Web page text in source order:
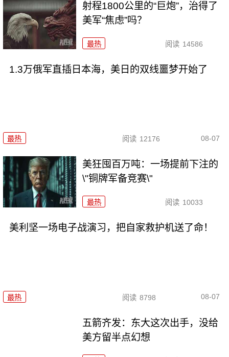
射程1800公里的“巨炮”，治得了
美军“焦虑”吗？
最热 阅读 14586
1.3万俄军直插日本海，美日的双线噩梦开始了
最热 阅读 12176 08-07
美狂囤百万吨：一场提前下注的
\"铜牌军备竞赛\"
最热 阅读 10033
美利坚一场电子战演习，把自家救护机送了命！
最热 阅读 8798 08-07
五箭齐发：东大这次出手，没给
美方留半点幻想